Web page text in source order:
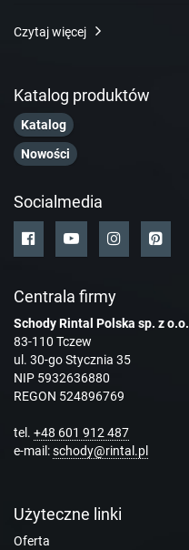
Czytaj więcej
Katalog produktów
Katalog
Nowości
Socialmedia
Centrala firmy
Schody Rintal Polska sp. z o.o.
83-110 Tczew
ul. 30-go Stycznia 35
NIP 5932636880
REGON 524896769
tel. +48 601 912 487
e-mail:schody@rintal.pl
Użyteczne linki
Oferta